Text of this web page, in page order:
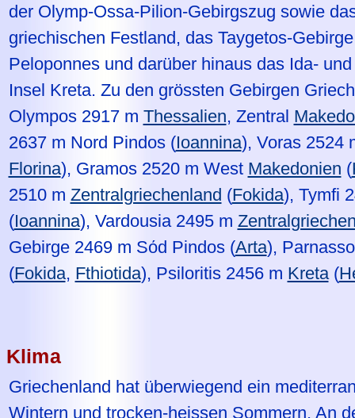
der Olymp-Ossa-Pilion-Gebirgszug sowie
griechischen Festland, das Taygetos-
Peloponnes und darüber hinaus das Ida-
Insel Kreta. Zu den grössten Gebirgen
Olympos 2917 m Thessalien, Zentral
2637 m Nord Pindos (Ioannina), Voras 2524
Florina), Gramos 2520 m West Makedonien (
2510 m Zentralgriechenland (Fokida), Tymfi
(Ioannina), Vardousia 2495 m
Gebirge 2469 m Sόd Pindos (Arta),
(Fokida, Fthiotida), Psiloritis 2456 m Kreta(
Klima
Griechenland hat überwiegend ein
Wintern und trocken-heissen Sommern. An